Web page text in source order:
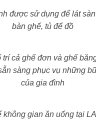
được sử dụng để lát
bàn ghế, tủ để đồ
cả ghế đơn và ghế
sàng phục vụ những
của gia đình
không gian ăn uống tại